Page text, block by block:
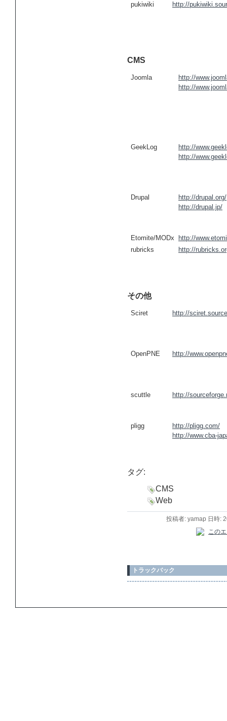
pukiwiki http://
CMS
Joomla
http://
http://
GeekLog
http://
http://
Drupal
http://drupal.org/
http://drupal.jp/
Etomite/MODx
http://
rubricks
http://
その他
Sciret http://
OpenPNE http://
scuttle http://
pligg
http://pligg.com/
http://www.cba-
タグ:
CMS
Web
投稿者: yamap 日時:
トラックバック